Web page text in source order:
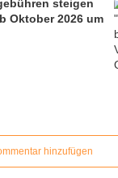
steigen
Oktober 2026 um
hinzufügen